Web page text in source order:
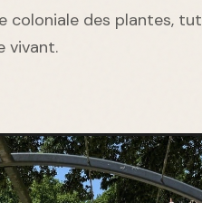
coloniale des plantes,
vivant.